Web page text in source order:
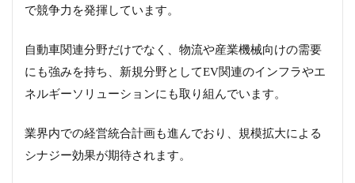
で競争力を発揮しています。
自動車関連分野だけでなく、物流や産業機械向けの需要
にも強みを持ち、新規分野としてEV関連のインフラやエ
ネルギーソリューションにも取り組んでいます。
業界内での経営統合計画も進んでおり、規模拡大による
シナジー効果が期待されます。